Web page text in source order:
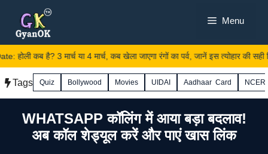
content
Menu
कब है? 3 मार्च या 4 मार्च, कब खेला जाएगा रंगों का पर्व, जानें इस त्योहार की सही
Tags Quiz Bollywood Movies UIDAI Aadhaar Card
WHATSAPP कॉलिंग में आया बड़ा बदलाव!
अब कॉल शेड्यूल करें और पाएं खास लिंक